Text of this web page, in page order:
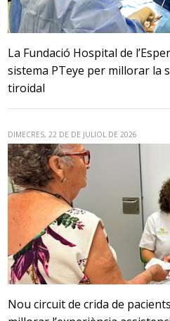
La Fundació Hospital de
sistema PTeye per millorar la
tiroidal
DIMECRES, 22 DE DE JULIOL DE 2026
Nou circuit de crida de